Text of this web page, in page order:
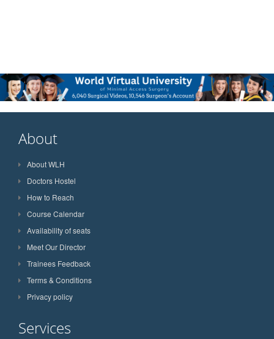
About
About WLH
Doctors Hostel
How to Reach
Course Calendar
Availability of seats
Meet Our Director
Trainees Feedback
Terms & Conditions
Privacy policy
Services